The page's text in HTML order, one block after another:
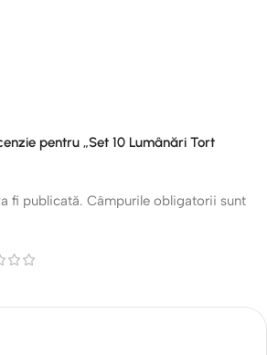
pentru „Set 10 Lumânări Tort
fi publicată. Câmpurile obligatorii sunt